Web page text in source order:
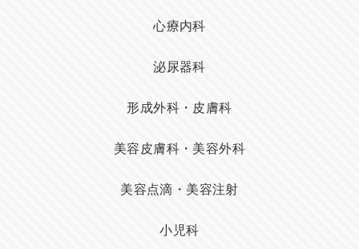
心療内科
泌尿器科
形成外科・皮膚科
美容皮膚科・美容外科
美容点滴・美容注射
小児科